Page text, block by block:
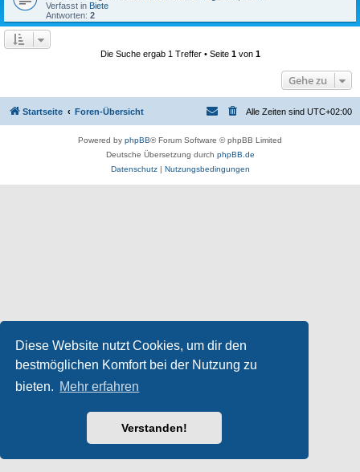
Diese Website nutzt Cookies, um dir den
bestmöglichen Komfort bei der Nutzung zu
bieten. Mehr erfahren
Verstanden!
Verfasst in Biete
Antworten: 2
Die Suche ergab 1 Treffer • Seite 1von 1
Gehe zu
Startseite Foren-Übersicht Alle Zeiten sind UTC+02:00
Powered by phpBB® Forum Software © phpBB Limited
Deutsche Übersetzung durch phpBB.de
Datenschutz| Nutzungsbedingungen